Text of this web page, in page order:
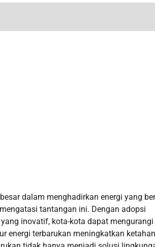
dalam menghadirkan energi yang
tantangan ini. Dengan adopsi
inovatif, kota-kota dapat mengurangi
energi terbarukan meningkatkan